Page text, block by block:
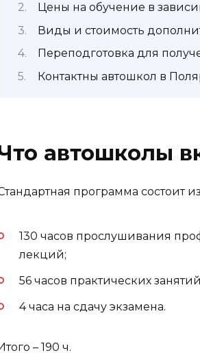
Цены на обучение в
Виды и стоимость
Переподготовка для
Контактны автошкол в
автошколы
программа состоит
130 часов прослушивания
лекций;
56 часов практических
4 часа на сдачу экзамена.
Итого – 190 ч.